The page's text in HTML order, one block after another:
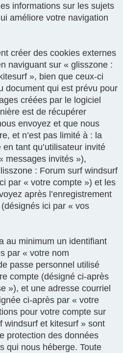
informations sur les sujets
améliore votre navigation
créer des cookies externes
naviguant sur « glisszone :
», bien que ceux-ci
document qui est prévu pour
créées par le logiciel
est de récupérer
envoyez et que nous
et n’est pas limité à : la
tant qu’utilisateur invité
messages invités »),
: Forum surf windsurf
par « votre compte ») et les
après l’enregistrement
ici par « vos
au minimum un identifiant
par « votre nom
passe personnel utilisé
compte (désigné ci-après
»), et une adresse courriel
ci-après par « votre
pour votre compte sur
windsurf et kitesurf » sont
protection des données
qui nous héberge. Toute